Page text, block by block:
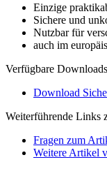
Einzige
Sichere und
Nutzbar für
auch im
Verfügbare
Download
Weiterführende Links
Fragen zum
Weitere Artikel